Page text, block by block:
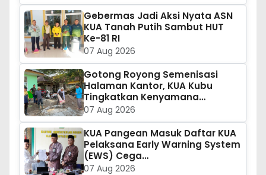
Gebermas Jadi Aksi Nyata ASN
KUA Tanah Putih Sambut HUT
Ke-81 RI
07 Aug 2026
Gotong Royong Semenisasi
Halaman Kantor, KUA Kubu
Tingkatkan Kenyamana…
07 Aug 2026
KUA Pangean Masuk Daftar KUA
Pelaksana Early Warning System
(EWS) Cega…
07 Aug 2026